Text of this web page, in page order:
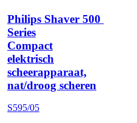
Philips Shaver 500
Series
Compact
elektrisch
scheerapparaat,
nat/droog scheren
S595/05